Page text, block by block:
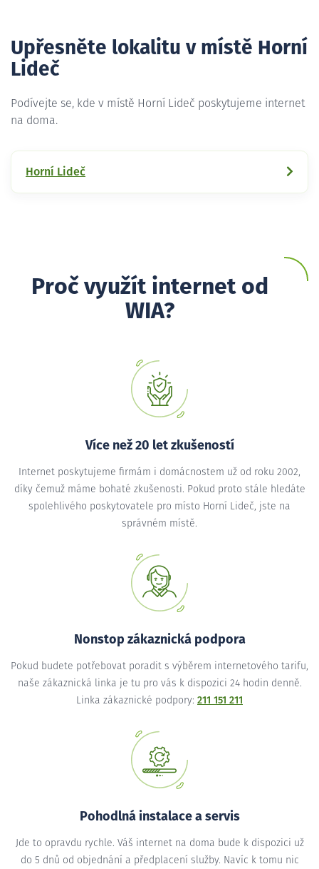
Upřesněte lokalitu v místě Horní
Lideč
Podívejte se, kde v místě Horní Lideč poskytujeme internet
na doma.
Horní Lideč
Proč využít internet od
WIA?
Více než 20 let zkušeností
Internet poskytujeme firmám i domácnostem už od roku 2002,
díky čemuž máme bohaté zkušenosti. Pokud proto stále hledáte
spolehlivého poskytovatele pro místo Horní Lideč, jste na
správném místě.
Nonstop zákaznická podpora
Pokud budete potřebovat poradit s výběrem internetového tarifu,
naše zákaznická linka je tu pro vás k dispozici 24 hodin denně.
Linka zákaznické podpory: 211 151 211
Pohodlná instalace a servis
Jde to opravdu rychle. Váš internet na doma bude k dispozici už
do 5 dnů od objednání a předplacení služby. Navíc k tomu nic